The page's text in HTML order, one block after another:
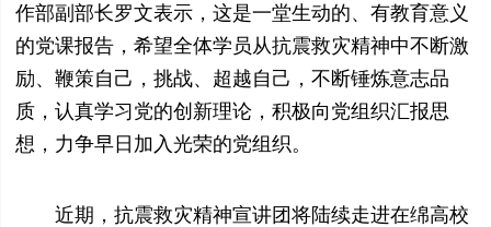
作部副部长罗文表示，这是一堂生动的、有教育意义
的党课报告，希望全体学员从抗震救灾精神中不断激
励、鞭策自己，挑战、超越自己，不断锤炼意志品
质，认真学习党的创新理论，积极向党组织汇报思
想，力争早日加入光荣的党组织。
近期，抗震救灾精神宣讲团将陆续走进在绵高校